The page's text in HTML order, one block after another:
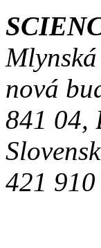
nová
841 04,
421